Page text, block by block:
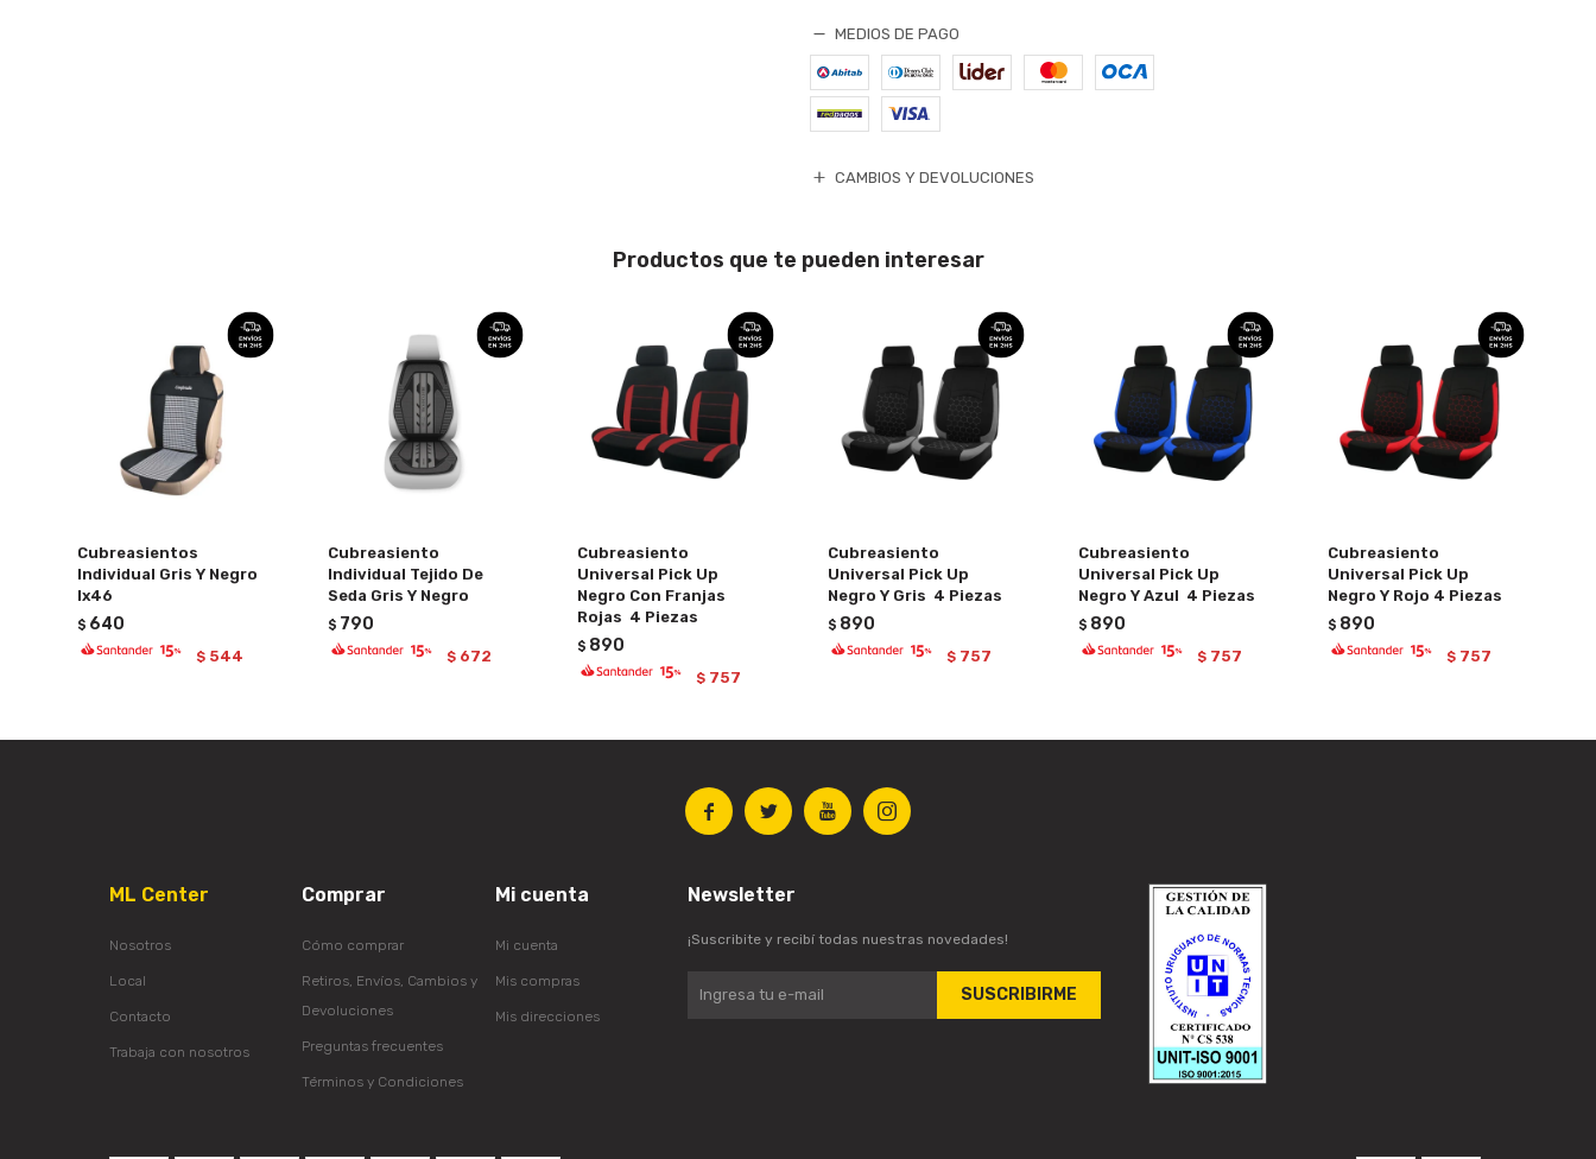
MEDIOS DE PAGO
CAMBIOS Y DEVOLUCIONES
Productos que te pueden interesar
Cubreasientos
Individual Gris Y Negro
Ix46
$ 640
$ 544
Cubreasiento
Individual Tejido De
Seda Gris Y Negro
$ 790
$ 672
Cubreasiento
Universal Pick Up
Negro Con Franjas
Rojas 4 Piezas
$ 890
$ 757
Cubreasiento
Universal Pick Up
Negro Y Gris 4 Piezas
$ 890
$ 757
Cubreasiento
Universal Pick Up
Negro Y Azul 4 Piezas
$ 890
$ 757
Cubreasiento
Universal Pick Up
Negro Y Rojo 4 Piezas
$ 890
$ 757
   
ML Center
Nosotros
Local
Contacto
Trabaja con nosotros
Comprar
Cómo comprar
Retiros, Envíos, Cambios y
Devoluciones
Preguntas frecuentes
Términos y Condiciones
Mi cuenta
Mi cuenta
Mis compras
Mis direcciones
Newsletter
¡Suscribite y recibí todas nuestras novedades!
SUSCRIBIRME